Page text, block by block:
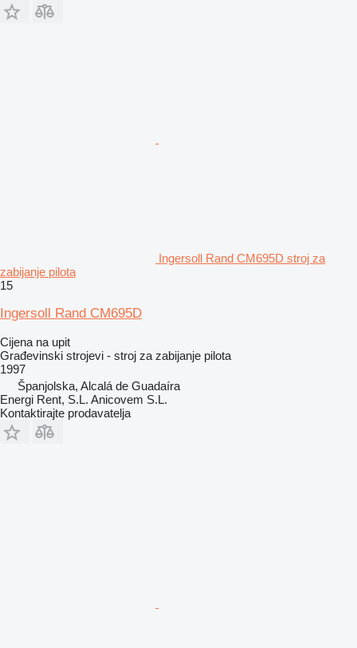
Ingersoll Rand CM695D stroj za
zabijanje pilota
15
Ingersoll Rand CM695D
Cijena na upit
Građevinski strojevi - stroj za zabijanje pilota
1997
Španjolska, Alcalá de Guadaíra
Energi Rent, S.L. Anicovem S.L.
Kontaktirajte prodavatelja